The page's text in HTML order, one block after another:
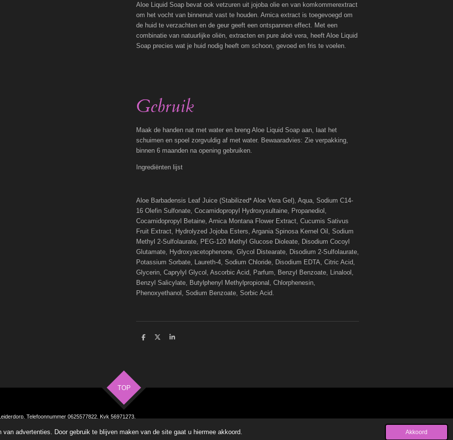
advertenties. Door gebruik te blijven maken van de site gaat u hiermee akkoord. Akkoord
Aloe Liquid Soap bevat ook vetzuren uit jojoba olie en van komkommerextract
om het vocht van binnenuit vast te houden. Arnica extract is toegevoegd om
de huid te verzachten en de geur geeft een ontspannen effect. Met een
combinatie van natuurlijke oliën, extracten en pure aloë vera, heeft Aloe Liquid
Soap precies wat je huid nodig heeft om schoon, gevoed en fris te voelen.
Gebruik
Maak de handen nat met water en breng Aloe Liquid Soap aan, laat het
schuimen en spoel zorgvuldig af met water. Bewaaradvies: Zie verpakking,
binnen 6 maanden na opening gebruiken.
Ingrediënten lijst
Aloe Barbadensis Leaf Juice (Stabilized* Aloe Vera Gel), Aqua, Sodium C14-
16 Olefin Sulfonate, Cocamidopropyl Hydroxysultaine, Propanediol,
Cocamidopropyl Betaine, Arnica Montana Flower Extract, Cucumis Sativus
Fruit Extract, Hydrolyzed Jojoba Esters, Argania Spinosa Kernel Oil, Sodium
Methyl 2-Sulfolaurate, PEG-120 Methyl Glucose Dioleate, Disodium Cocoyl
Glutamate, Hydroxyacetophenone, Glycol Distearate, Disodium 2-Sulfolaurate,
Potassium Sorbate, Laureth-4, Sodium Chloride, Disodium EDTA, Citric Acid,
Glycerin, Caprylyl Glycol, Ascorbic Acid, Parfum, Benzyl Benzoate, Linalool,
Benzyl Salicylate, Butylphenyl Methylpropional, Chlorphenesin,
Phenoxyethanol, Sodium Benzoate, Sorbic Acid.
D
D
S
TOP
Telefoonnummer 0625577822. Kvk 56971273,